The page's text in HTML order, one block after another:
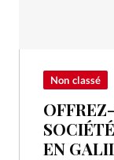
Non classé
EN